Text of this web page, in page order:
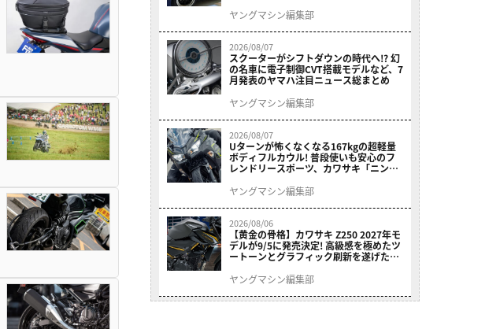
結！
ヤングマシン編集部
2026/08/07
スクーターがシフトダウンの時代へ!? 幻
の名車に電子制御CVT搭載モデルなど、7
月発表のヤマハ注目ニュース総まとめ
ヤングマシン編集部
2026/08/07
Uターンが怖くなくなる167kgの超軽量
ボディフルカウル! 普段使いも安心のフ
レンドリースポーツ、カワサキ「ニンジ
9/5発売
ヤングマシン編集部
2026/08/06
【黄金の骨格】カワサキ Z250 2027年モ
デルが9/5に発売決定! 高級感を極めたツ
ートーンとグラフィック刷新を遂げた本
ヤングマシン編集部